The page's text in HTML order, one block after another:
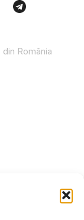
România